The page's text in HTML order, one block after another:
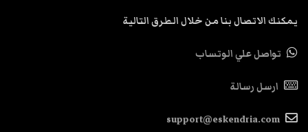
يمكنك الاتصال بنا من خلال الطرق التالية
تواصل علي الوتساب
ارسل رسالة
support@eskendria.com